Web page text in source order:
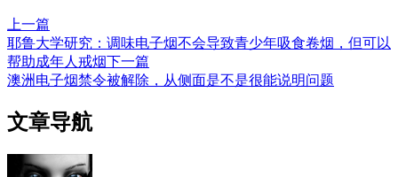
上一篇
耶鲁大学研究：调味电子烟不会导致青少年吸食卷烟，但可以
帮助成年人戒烟下一篇
澳洲电子烟禁令被解除，从侧面是不是很能说明问题
文章导航